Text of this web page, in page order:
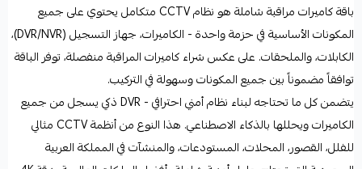
باقة كاميرات مراقبة شاملة هو نظام CCTV متكامل يحتوي على جميع
المكونات الأساسية في حزمة واحدة - الكاميرات، جهاز التسجيل (DVR/NVR)،
الكابلات، والملحقات. على عكس شراء كاميرات المراقبة منفصلة، توفر الباقة
توافقاً مضموناً بين جميع المكونات وسهولة في التركيب.
يتضمن كل ما تحتاجه لبناء نظام أمني احترافي - DVR ذكي يسجل من جميع
الكاميرات ويحللها بالذكاء الاصطناعي. هذا النوع من أنظمة CCTV مثالي
للفلل، القصور، المحلات، المستودعات، والمنشآت في المملكة العربية